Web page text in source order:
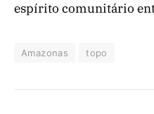
espírito comunitário
Amazonas topo